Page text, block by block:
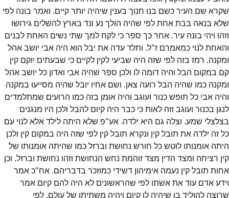
שקרא שם העיר כשם בנו חנוך בענין שיהיה יותר קיים. ואמר בונה לפי
שלא בנאה בבת אחת לפי שהיה הולך נע ונד בארץ להשלים גירושו
וזהו ויהי בונה עיר. אחר כך ספר כי לקח למך שתי נשים האחת לבנים
והאחת לנוי כמאמרם ז"ל. ותלד עדה את יבל הוא היה אבי יושב אהל
ומקנה. רמז בזה לפי שזה היה שביעי לקין לקיים כי שבעתים יוקם קין
קם במקום הבל והיה דומה לו ולכן ספר שהיה אבי ואדון כל יושב אהל
ומקנה כמו שהיה הבל רועה צאן. ושם אחיו יובל שהיה מסייעו במקנה
והיה אבי כל תופש כנור ועוגב והיה אומן בזה כמו הרועים שמתלמדים
לנגן בכנור ועוגב וזה לאות כי כבר היה קיום להבל ולכן היו מנגנים
בצלצלי שמע. וצלה גם היא ילדה. אע"פ שלא היתה לילד אלא לנוי עם
כל זה ילדה את תובל קין ונקרא תובל קין לפי שזה היה במקום קין ולכן
היתה אומנותו לוטש כל חורש נחושת וברזל כמו שהיתה אומנותו של
קין רציחה ומצד הדין מצד זוהמת נחש הנחושת וזהו נחושת וברזל. וכן
אחות תובל קין נעמה אימיהון דשידי כמוזכר בדבריהם. אח"כ אמר
וידע אדם עוד את אשתו לפי שהראשונים לא היה להם קיום אמר
שרוצה להוליד בן שיהיה לו קיום ויהיה משתיתו של עולם. לפי